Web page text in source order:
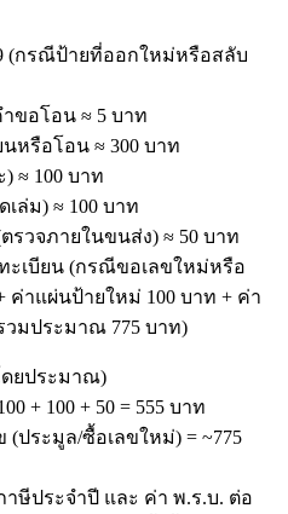
(กรณีป้ายที่ออกใหม่หรือสลับ
ขอโอน ≈ 5 บาท
หรือโอน ≈ 300 บาท
≈ 100 บาท
ล่ม) ≈ 100 บาท
รวจภายในขนส่ง) ≈ 50 บาท
ะเบียน (กรณีขอเลขใหม่หรือ
ค่าแผ่นป้ายใหม่ 100 บาท + ค่า
วมประมาณ 775 บาท)
ดยประมาณ)
+ 100 + 50 = 555 บาท
(ประมูล/ซื้อเลขใหม่) = ~775
าษีประจำปี และ ค่า พ.ร.บ. ต่อ